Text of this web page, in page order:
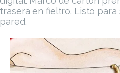
trasera en fieltro. Listo para
pared.